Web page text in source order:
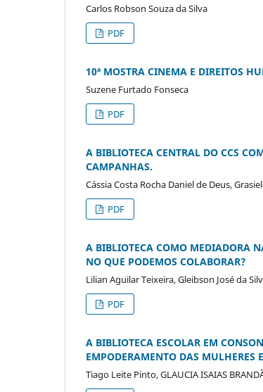
Carlos Robson Souza da Silva
PDF
10ª MOSTRA CINEMA E DIREITOS
Suzene Furtado Fonseca
PDF
A BIBLIOTECA CENTRAL DO CCS
CAMPANHAS.
Cássia Costa Rocha Daniel de Deus,
PDF
A BIBLIOTECA COMO MEDIADORA
NO QUE PODEMOS COLABORAR?
Lilian Aguilar Teixeira, Gleibson José da
PDF
A BIBLIOTECA ESCOLAR EM
EMPODERAMENTO DAS MULHERES
Tiago Leite Pinto, GLAUCIA ISAIAS